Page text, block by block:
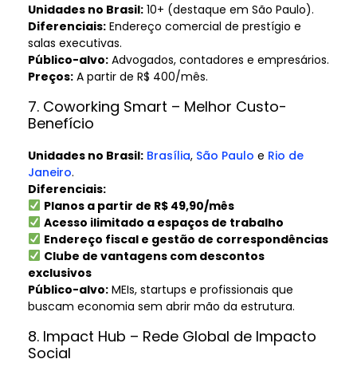
Unidades no Brasil: 10+ (destaque em São Paulo).
Diferenciais: Endereço comercial de prestígio e
salas executivas.
Público-alvo: Advogados, contadores e empresários.
Preços: A partir de R$ 400/mês.
7. Coworking Smart – Melhor Custo-
Benefício
Unidades no Brasil: Brasília, São Paulo e Rio de
Janeiro.
Diferenciais:
Planos a partir de R$ 49,90/mês
Acesso ilimitado a espaços de trabalho
Endereço fiscal e gestão de correspondências
Clube de vantagens com descontos
exclusivos
Público-alvo: MEIs, startups e profissionais que
buscam economia sem abrir mão da estrutura.
8. Impact Hub – Rede Global de Impacto
Social